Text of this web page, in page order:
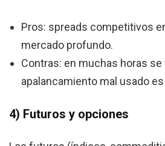
Pros: spreads competitivos
mercado profundo.
Contras: en muchas horas se
apalancamiento mal usado
4) Futuros y opciones